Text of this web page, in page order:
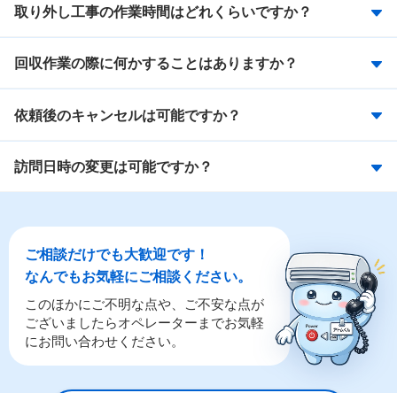
取り外し工事の作業時間はどれくらいですか？
回収作業の際に何かすることはありますか？
依頼後のキャンセルは可能ですか？
訪問日時の変更は可能ですか？
ご相談だけでも大歓迎です！
なんでもお気軽にご相談ください。
このほかにご不明な点や、ご不安な点が
ございましたらオペレーターまでお気軽
にお問い合わせください。